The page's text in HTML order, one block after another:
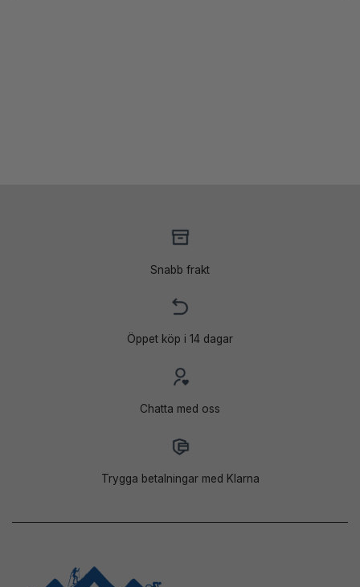
Snabb frakt
Öppet köp i 14 dagar
Chatta med oss
Trygga betalningar med Klarna